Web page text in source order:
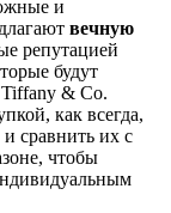
и
вечную
репутацией
будут
& Co.
как всегда,
сравнить их с
чтобы